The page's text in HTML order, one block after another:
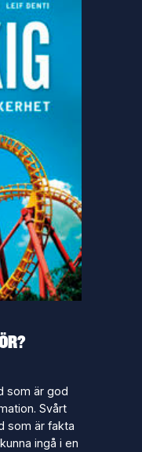
som är god
Svårt
som är fakta
ingå i en